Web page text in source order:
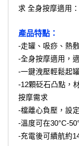
求 全身按摩適用
產品特點：
-走罐、吸痧、熱
-全身按摩適用，
-一鍵洩壓輕鬆起
-12顆砭石凸點，
按摩需求
-檔離心負壓，設
-溫度可在30°C-
-充電後可續航約